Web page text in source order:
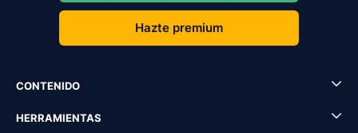
Hazte premium
CONTENIDO
HERRAMIENTAS